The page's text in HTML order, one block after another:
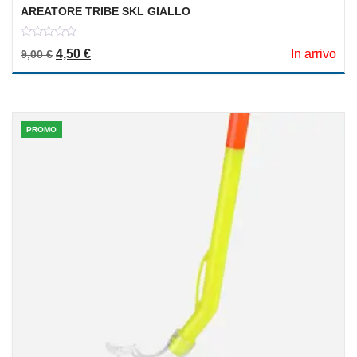
AREATORE TRIBE SKL GIALLO
out
5
9,00€ Il prezzo originale era: 9,00 €.
4,50 €Il prezzo attuale è: 4,50 €. In arrivo
PROMO